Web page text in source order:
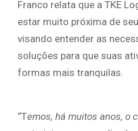
Franco relata que a TKE
estar muito próxima de
visando entender as
soluções para que suas
formas mais tranquilas.
“Temos, há muitos anos, o